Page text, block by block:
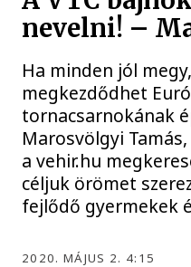
nevelni! –
Ha minden jól
megkezdődhet
tornacsarnokának
Marosvölgyi
a vehir.hu
céljuk örömet
fejlődő gyermekek
2020. MÁJUS 2. 4:15